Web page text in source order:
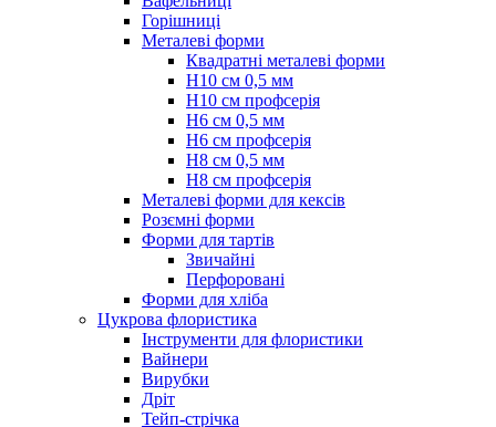
Горішниці
Металеві форми
Квадратні металеві форми
Н10 см 0,5 мм
Н10 см профсерія
Н6 см 0,5 мм
Н6 см профсерія
Н8 см 0,5 мм
Н8 см профсерія
Металеві форми для кексів
Розємні форми
Форми для тартів
Звичайні
Перфоровані
Форми для хліба
Цукрова флористика
Інструменти для флористики
Вайнери
Вирубки
Дріт
Тейп-стрічка